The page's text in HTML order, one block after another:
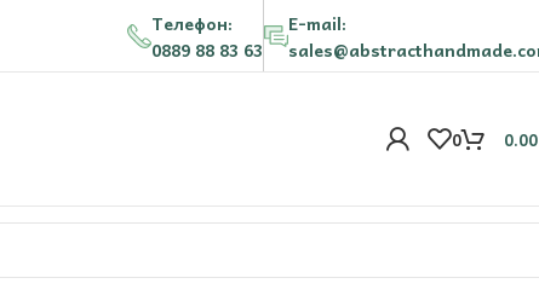
Телефон:
0889 88 83 63
E-mail:
0